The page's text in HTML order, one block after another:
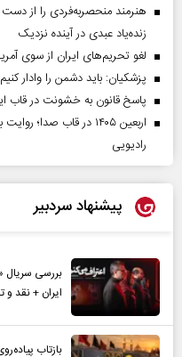
زنده‌یاد عبدی در آینده نزدیک
لغو تحریم‌های ایران از سوی
پزشکیان: باید دشمن را وادار
پاسخ قانون به خشونت در قاب
اربعین ۱۴۰۵ در قاب
رادیویی
پیشنهاد سردبیر
بررسی سریال
ایران + نقد و
بازتاب